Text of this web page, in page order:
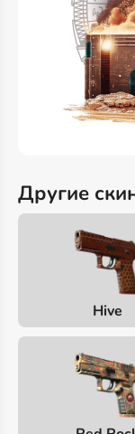
Другие
Hive